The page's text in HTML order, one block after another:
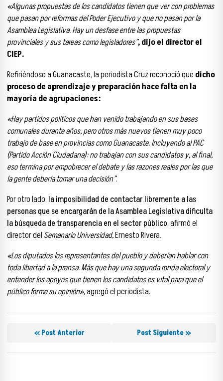
«Algunas propuestas de los candidatos tienen que ver con problemas
que pasan por reformas del Poder Ejecutivo y que no pasan por la
Asamblea Legislativa. Hay un desfase entre las propuestas
provinciales y sus tareas como legisladores”, dijo el director el
CIEP.
Refiriéndose a Guanacaste, la periodista Cruz reconoció que dicho
proceso de aprendizaje y preparación hace falta en la
mayoría de agrupaciones:
«Hay partidos políticos que han venido trabajando en sus bases
comunales durante años, pero otros más nuevos tienen muy poco
trabajo de base en provincias como Guanacaste. Incluyendo al PAC
(Partido Acción Ciudadana): no trabajan con sus candidatos y, al final,
eso termina por empobrecer el debate y las razones reales por las que
la gente debería tomar una decisión”.
Por otro lado, la imposibilidad de contactar libremente a las
personas que se encargarán de la Asamblea Legislativa dificulta
la búsqueda de transparencia en el sector público, afirmó el
director del Semanario Universidad,Ernesto Rivera.
«Los diputados los representantes del pueblo y deberían hablar con
toda libertad a la prensa. Más que hay una segunda ronda electoral y
entender los apoyos que tienen los candidatos es vital para que el
público forme su opinión»,agregó el periodista.
« Post Anterior Post Siguiente »